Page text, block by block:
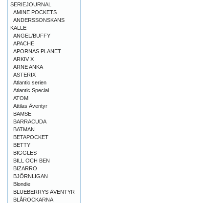
SERIEJOURNAL
AMINE POCKETS
ANDERSSONSKANS
KALLE
ANGEL/BUFFY
APACHE
APORNAS PLANET
ARKIV X
ARNE ANKA
ASTERIX
Atlantic serien
Atlantic Special
ATOM
Attilas Äventyr
BAMSE
BARRACUDA
BATMAN
BETAPOCKET
BETTY
BIGGLES
BILL OCH BEN
BIZARRO
BJÖRNLIGAN
Blondie
BLUEBERRYS ÄVENTYR
BLÅROCKARNA